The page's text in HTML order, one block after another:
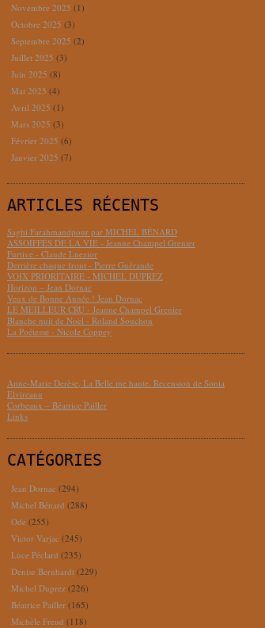
Novembre 2025 (1)
Octobre 2025 (3)
Septembre 2025 (2)
Juillet 2025 (3)
Juin 2025 (8)
Mai 2025 (4)
Avril 2025 (1)
Mars 2025 (3)
Février 2025 (6)
Janvier 2025 (7)
ARTICLES RÉCENTS
Saghi Farahmandpour par MICHEL BÉNARD
ASSOIFFÉS DE LA VIE - Jeanne Champel Grenier
Furtive - Claude Luezior
Derrière chaque front - Pierre Guérande
VOIX PRIORITAIRE - MICHEL DUPREZ
Horizon – Jean Dornac
Veux de Bonne Année ! Jean Dornac
LE MEILLEUR CRU - Jeanne Champel Grenier
Blanche nuit de Noël - Roland Souchon
La Poétesse - Nicole Coppey
Anne-Marie Derèse, La Belle me hante. Recension de Sonia
Elvireanu
Corbeaux – Béatrice Pailler
Links
CATÉGORIES
Jean Dornac (294)
Michel Bénard (288)
Ode (255)
Victor Varjac (245)
Luce Péclard (235)
Denise Bernhardt (229)
Michel Duprez (226)
Béatrice Pailler (165)
Michèle Freud (118)